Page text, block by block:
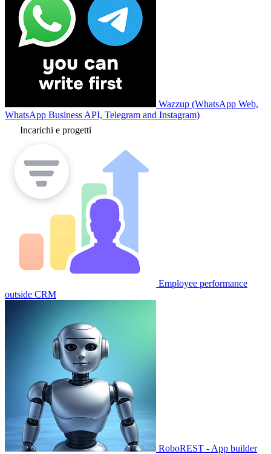
Wazzup (WhatsApp Web,
WhatsApp Business API, Telegram and Instagram)
Incarichi e progetti
Employee performance
outside CRM
RoboREST - App builder